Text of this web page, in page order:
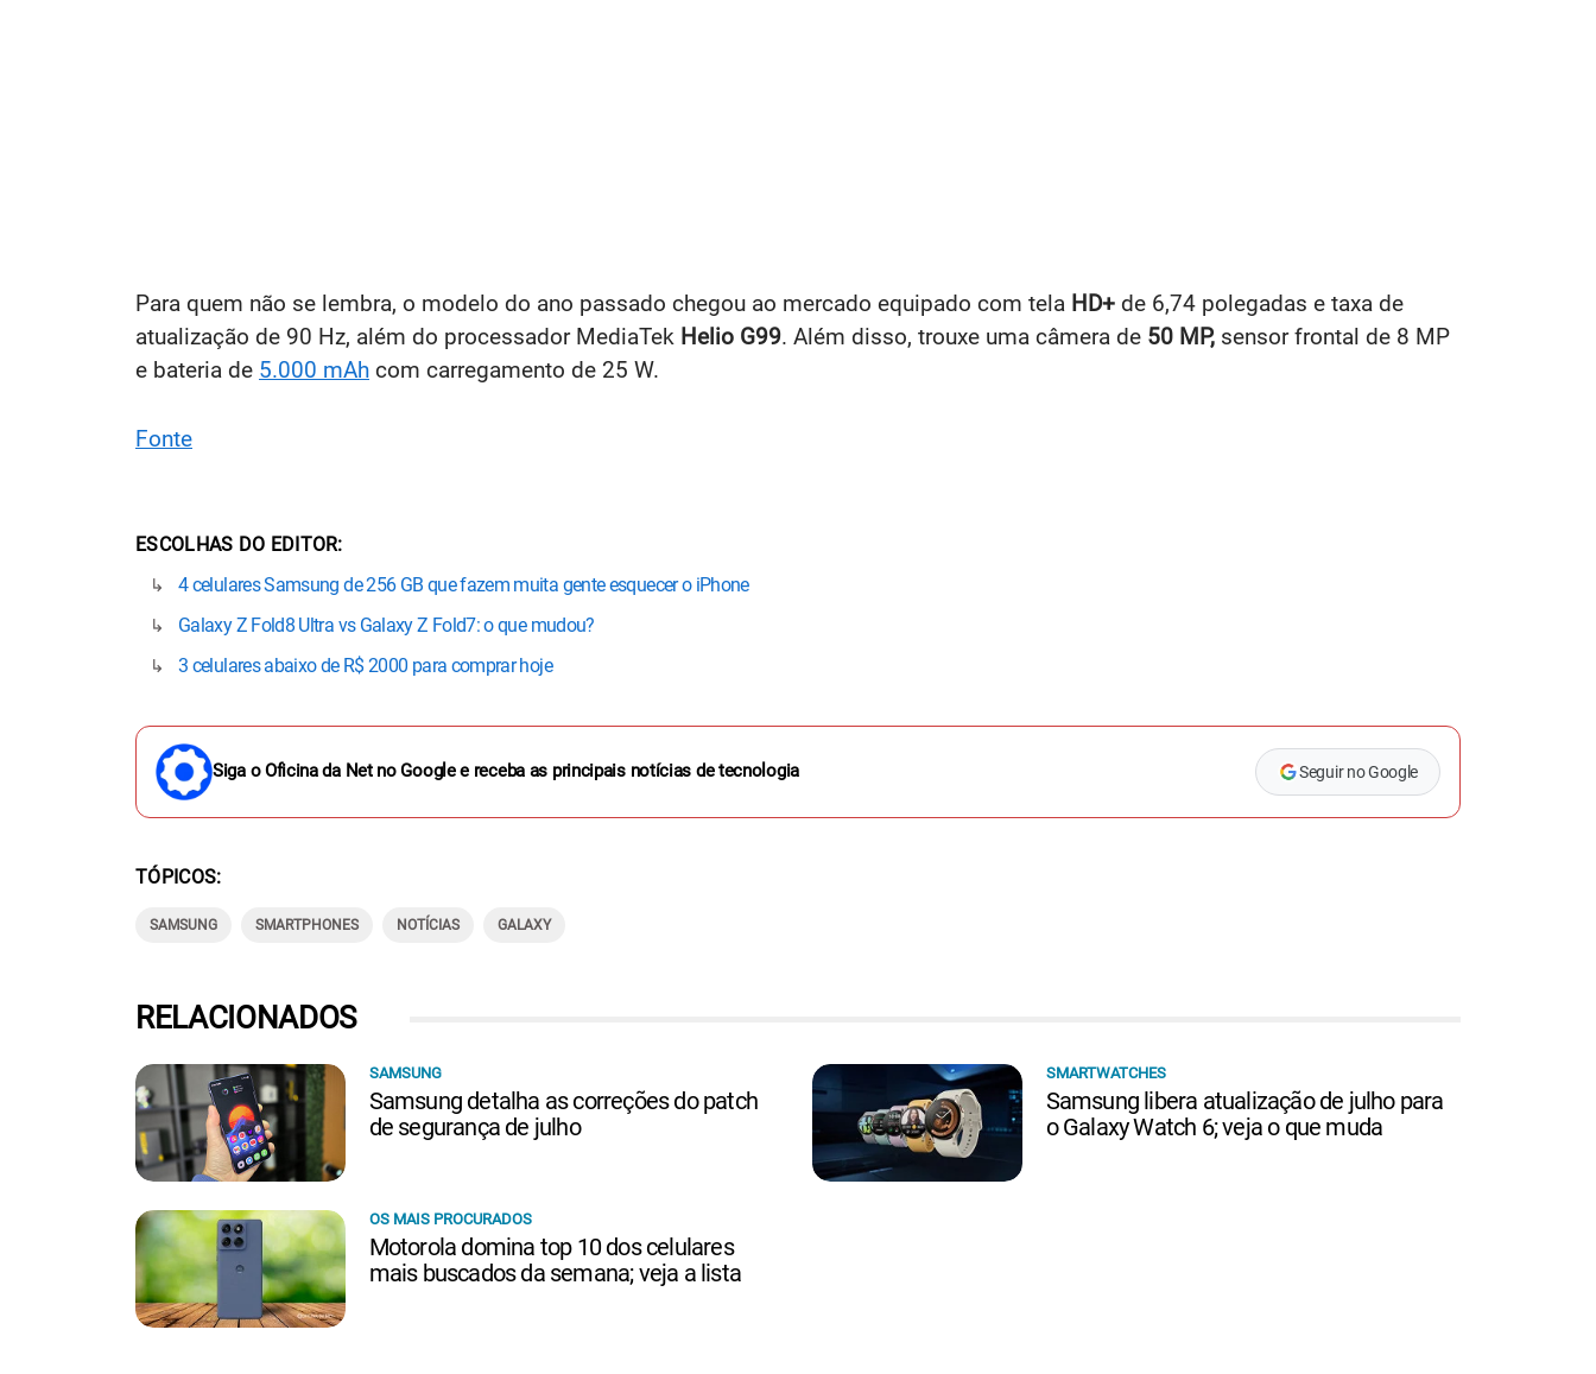
Para quem não se lembra, o modelo do ano passado chegou ao mercado equipado com tela HD+ de 6,74 polegadas e taxa de
atualização de 90 Hz, além do processador MediaTek Helio G99. Além disso, trouxe uma câmera de 50 MP, sensor frontal de 8 MP
e bateria de 5.000 mAh com carregamento de 25 W.
Fonte
ESCOLHAS DO EDITOR
4 celulares Samsung de 256 GB que fazem muita gente esquecer o iPhone
Galaxy Z Fold8 Ultra vs Galaxy Z Fold7: o que mudou?
3 celulares abaixo de R$ 2000 para comprar hoje
Siga o Oficina da Net no Google e receba as principais notícias de tecnologia Seguir no Google
TÓPICOS
SAMSUNG SMARTPHONES NOTÍCIAS GALAXY
RELACIONADOS
SAMSUNG
Samsung detalha as correções do patch
de segurança de julho
SMARTWATCHES
Samsung libera atualização de julho para
o Galaxy Watch 6; veja o que muda
OS MAIS PROCURADOS
Motorola domina top 10 dos celulares
mais buscados da semana; veja a lista